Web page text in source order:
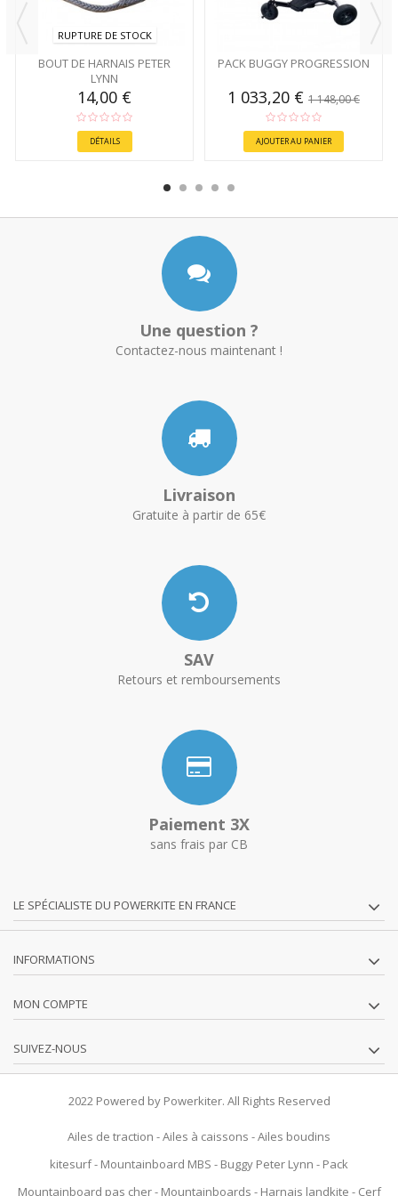
RUPTURE DE STOCK
BOUT DE HARNAIS PETER
LYNN
14,00 €
DÉTAILS
PACK BUGGY PROGRESSION
1 033,20 € 1 148,00 €
AJOUTER AU PANIER
Une question ?
Contactez-nous maintenant !
Livraison
Gratuite à partir de 65€
SAV
Retours et remboursements
Paiement 3X
sans frais par CB
LE SPÉCIALISTE DU POWERKITE EN FRANCE
INFORMATIONS
MON COMPTE
SUIVEZ-NOUS
2022 Powered by Powerkiter. All Rights Reserved
Ailes de traction -Ailes à caissons -Ailes boudins
kitesurf- Mountainboard MBS - Buggy Peter Lynn - Pack
Mountainboard pas cher- Mountainboards - Harnais landkite - Cerf